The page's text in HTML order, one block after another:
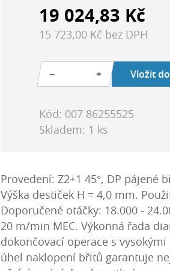
19 024,83 Kč
15 723,00 Kč bez DPH
− + Vložit
Kód: 007 86255525
Skladem: 1 ks
Provedení: Z2+1 45°, DP pájené
Výška destiček H = 4,0 mm.
Doporučené otáčky: 18.000 -
20 m/min MEC. Výkonná řada
dokončovací operace s
úhel naklopení břitů garantuje